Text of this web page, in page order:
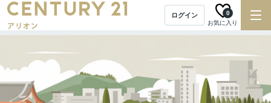
ログイン
お気に入り
0